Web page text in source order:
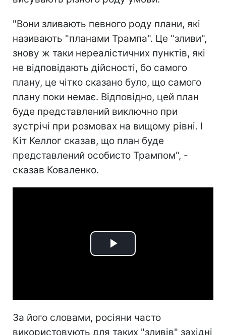
"Вони зливають певного роду плани, які
називають "планами Трампа". Це "зливи",
знову ж таки нереалістичних пунктів, які
не відповідають дійсності, бо самого
плану, це чітко сказано було, що самого
плану поки немає. Відповідно, цей план
буде представлений виключно при
зустрічі при розмовах на вищому рівні. І
Кіт Келлог сказав, що план буде
представлений особисто Трампом", -
сказав Коваленко.
Play
За його словами, росіяни часто
використовують для таких "зливів" західні